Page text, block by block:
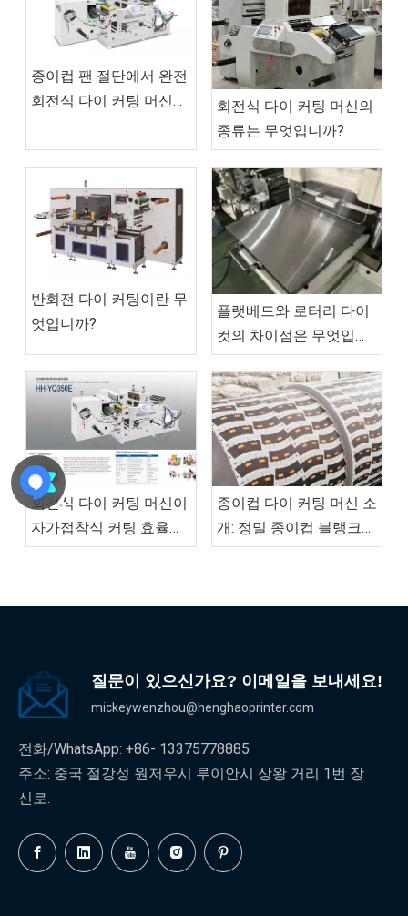
종이컵 팬 절단에서 완전
회전식 다이 커팅 머신의
회전식 다이 커팅 머신의
종류는 무엇입니까?
반회전 다이 커팅이란 무
엇입니까?
플랫베드와 로터리 다이
컷의 차이점은 무엇입니
까?
회전식 다이 커팅 머신이
자가접착식 커팅 효율성
을 향상시킬 수 있습니
종이컵 다이 커팅 머신 소
개: 정밀 종이컵 블랭크
제작
질문이 있으신가요? 이메일을 보내세요!
mickeywenzhou@henghaoprinter.com
전화/WhatsApp: +86- 13375778885
주소: 중국 절강성 원저우시 루이안시 상왕 거리 1번 장
신로.